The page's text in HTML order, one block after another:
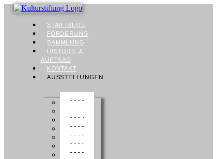
STARTSEITE
FÖRDERUNG
SAMMLUNG
HISTORIE &
AUFTRAG
KONTAKT
AUSSTELLUNGEN
2026
2025
2024
2023
2022
2021
2020